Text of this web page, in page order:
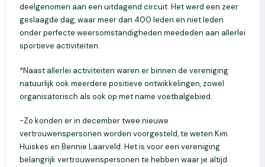
deelgenomen aan een uitdagend circuit. Het werd een zeer
geslaagde dag, waar meer dan 400 leden en niet leden
onder perfecte weersomstandigheden meededen aan allerlei
sportieve activiteiten.
*Naast allerlei activiteiten waren er binnen de vereniging
natuurlijk ook meerdere positieve ontwikkelingen, zowel
organisatorisch als ook op met name voetbalgebied.
-Zo konden er in december twee nieuwe
vertrouwenspersonen worden voorgesteld, te weten Kim
Huiskes en Bennie Laarveld. Het is voor een vereniging
belangrijk vertrouwenspersonen te hebben waar je altijd